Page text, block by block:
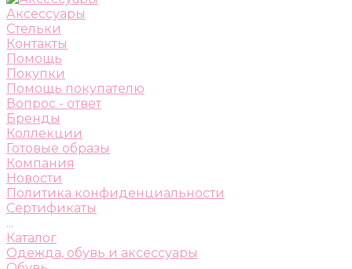
Аксессуары
Стельки
Контакты
Помощь
Покупки
Помощь покупателю
Вопрос - ответ
Бренды
Коллекции
Готовые образы
Компания
Новости
Политика конфиденциальности
Сертификаты
...
Каталог
Одежда, обувь и аксессуары